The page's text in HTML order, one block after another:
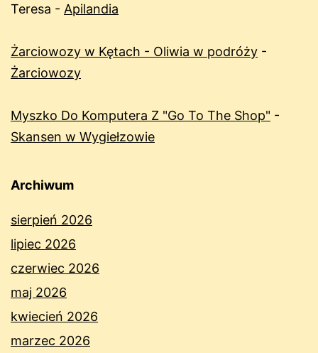
Teresa - Apilandia
Żarciowozy w Kętach - Oliwia w podróży -
Żarciowozy
Myszko Do Komputera Z "Go To The Shop" -
Skansen w Wygiełzowie
Archiwum
sierpień 2026
lipiec 2026
czerwiec 2026
maj 2026
kwiecień 2026
marzec 2026